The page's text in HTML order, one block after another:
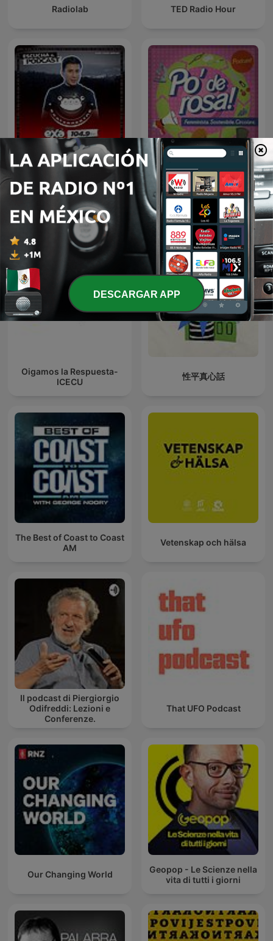
Radiolab TED Radio Hour
Exaterrestre, con Alain
Luna
Poderosa
Más podcasts internacionales de Ciencias
Oigamos la Respuesta-
ICECU
性平真心話
The Best of Coast to Coast
AM
Vetenskap och hälsa
Il podcast di Piergiorgio
Odifreddi: Lezioni e
Conferenze.
That UFO Podcast
Our Changing World
Geopop - Le Scienze nella
vita di tutti i giorni
DESCARGAR APP